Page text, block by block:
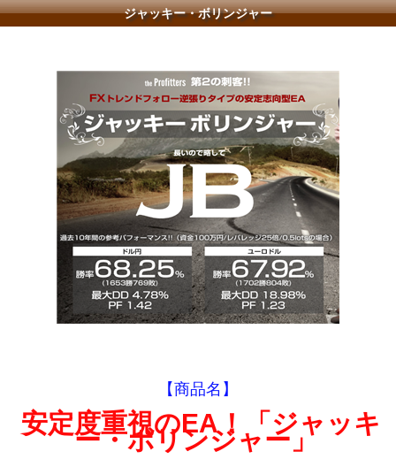
ジャッキー・ボリンジャー
【商品名】
安定度重視のEA！「ジャッキ
ー・ボリンジャー」